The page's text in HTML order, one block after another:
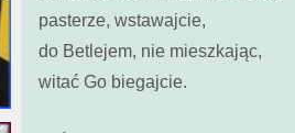
pasterze, wstawajcie,
do Betlejem, nie mieszkając,
witać Go biegajcie.